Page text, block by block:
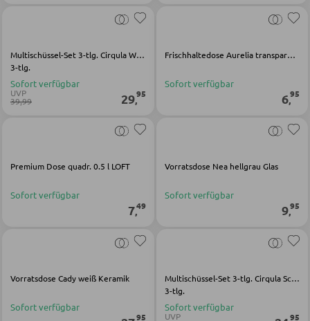
KLEIDERSCHRÄNKE
Schwebetürenschränke
Drehtürenschränke
SPIEGEL
Wandspiegel
Schmink- und Kosmetikspiegel
BARMÖBEL
Bartische
Multischüssel-Set 3-tlg. Cirqula Weiß Kunststoff
3-tlg.
Sofort verfügbar
UVP
39,99 29,95
Frischhaltedose Aurelia transparent Glas
Sofort verfügbar
6,95
Premium Dose quadr. 0.5 l LOFT
Sofort verfügbar
7,49
Vorratsdose Nea hellgrau Glas
Sofort verfügbar
9,95
Vorratsdose Cady weiß Keramik
Sofort verfügbar
95
Multischüssel-Set 3-tlg. Cirqula Schwarz Kunststoff
3-tlg.
Sofort verfügbar
UVP 95